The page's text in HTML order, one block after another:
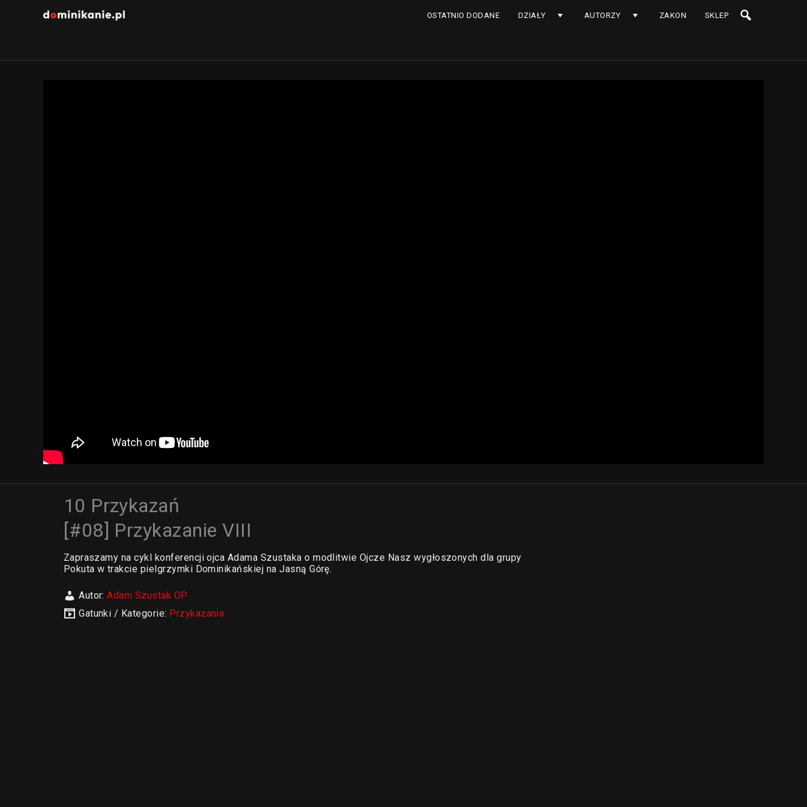
OSTATNIO DODANE DZIAŁY AUTORZY ZAKON SKLEP
10 Przykazań
[#08] Przykazanie VIII
Zapraszamy na cykl konferencji ojca Adama Szustaka o modlitwie Ojcze Nasz wygłoszonych dla grupy
Pokuta w trakcie pielgrzymki Dominikańskiej na Jasną Górę.
Autor:Adam Szustak OP
Gatunki / Kategorie: Przykazania